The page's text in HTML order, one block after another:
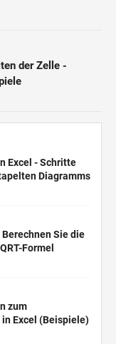
der Zelle -
Excel - Schritte
Diagramms
Sie die
Formel
zum
Excel (Beispiele)